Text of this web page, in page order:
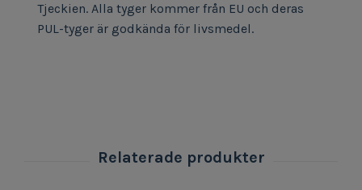
Tjeckien. Alla tyger kommer från EU och deras
PUL-tyger är godkända för livsmedel.